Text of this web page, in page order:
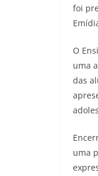
foi
O
uma
das
uma